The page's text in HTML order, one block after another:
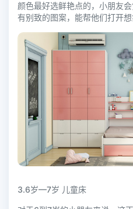
颜色最好选鲜艳点的，小朋友
有别致的图案，能帮他们打开想
3.6岁—7岁 儿童床